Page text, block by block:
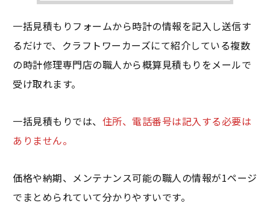
一括見積もりフォームから時計の情報を記入し送信す
るだけで、クラフトワーカーズにて紹介している複数
の時計修理専門店の職人から概算見積もりをメールで
受け取れます。
一括見積もりでは、 住所、電話番号は記入する必要は
ありません。
価格や納期、メンテナンス可能の職人の情報が1ページ
でまとめられていて分かりやすいです。